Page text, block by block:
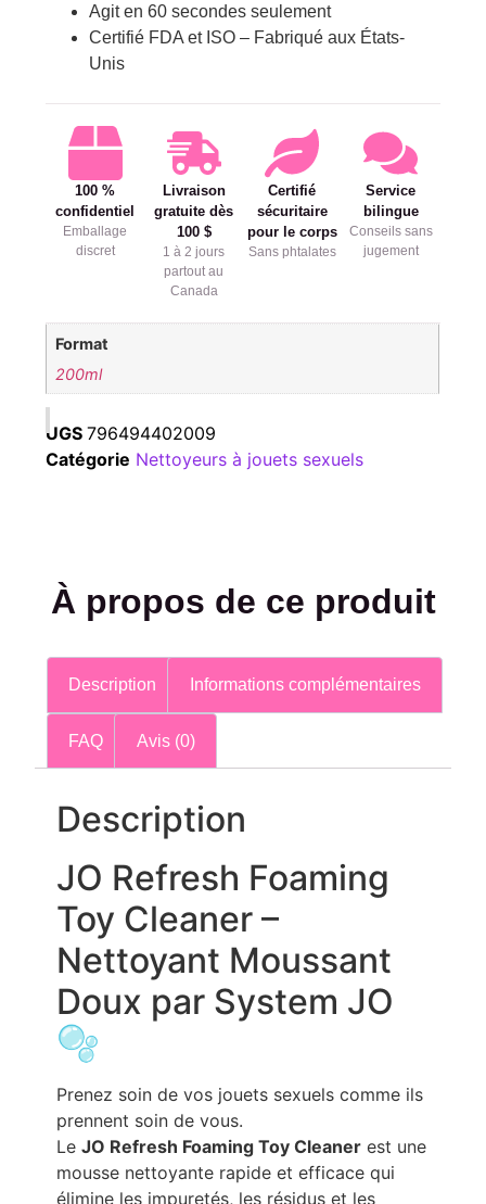
Agit en 60 secondes seulement
Certifié FDA et ISO – Fabriqué aux États-
Unis
100 %
confidentiel
Emballage
discret
Livraison
gratuite dès
100 $
1 à 2 jours
partout au
Canada
Certifié
sécuritaire
pour le corps
Sans phtalates
Service
bilingue
Conseils sans
jugement
Format
200ml
UGS796494402009
Catégorie Nettoyeurs à jouets sexuels
À propos de ce produit
Description Informations complémentaires
FAQ Avis (0)
Description
JO Refresh Foaming
Toy Cleaner –
Nettoyant Moussant
Doux par System JO
🫧
Prenez soin de vos jouets sexuels comme ils
prennent soin de vous.
Le JO Refresh Foaming Toy Cleaner est une
mousse nettoyante rapide et efficace qui
élimine les impuretés, les résidus et les